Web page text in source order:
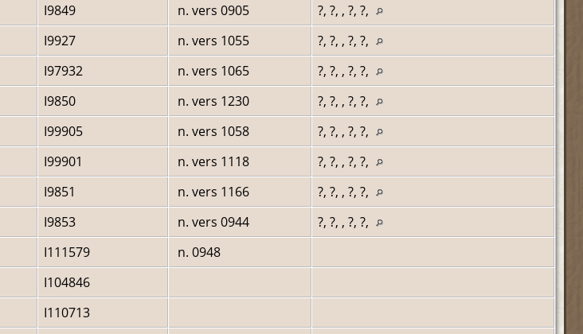
I9849 n. vers 0905
?, ?, , ?, ?,
I9927 n. vers 1055
?, ?, , ?, ?,
I97932 n. vers 1065
?, ?, , ?, ?,
I9850 n. vers 1230
?, ?, , ?, ?,
I99905 n. vers 1058
?, ?, , ?, ?,
I99901 n. vers 1118
?, ?, , ?, ?,
I9851 n. vers 1166
?, ?, , ?, ?,
I9853 n. vers 0944
?, ?, , ?, ?,
I111579
n. 0948
I104846
I110713